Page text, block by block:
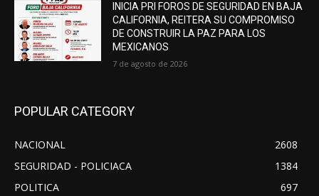
INICIA PRI FOROS DE SEGURIDAD EN BAJA
CALIFORNIA, REITERA SU COMPROMISO
DE CONSTRUIR LA PAZ PARA LOS
MEXICANOS
7 de agosto de 2026
POPULAR CATEGORY
NACIONAL
2608
SEGURIDAD - POLICIACA
1384
POLITICA
697